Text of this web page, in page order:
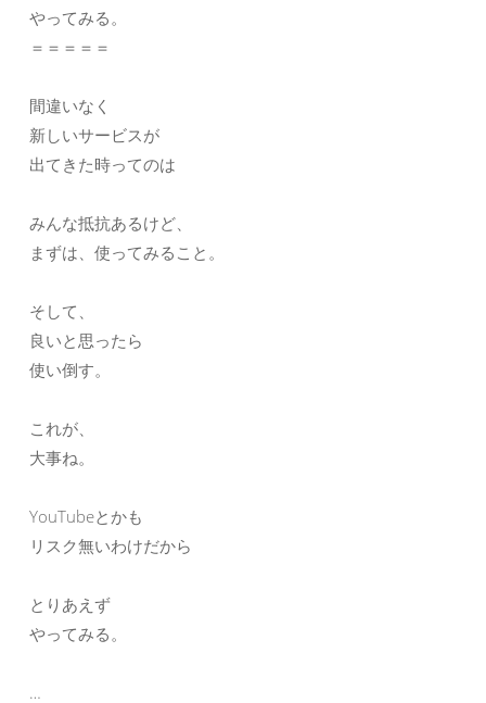
やってみる。
＝＝＝＝＝
間違いなく
新しいサービスが
出てきた時ってのは
みんな抵抗あるけど、
まずは、使ってみること。
そして、
良いと思ったら
使い倒す。
これが、
大事ね。
YouTubeとかも
リスク無いわけだから
とりあえず
やってみる。
…